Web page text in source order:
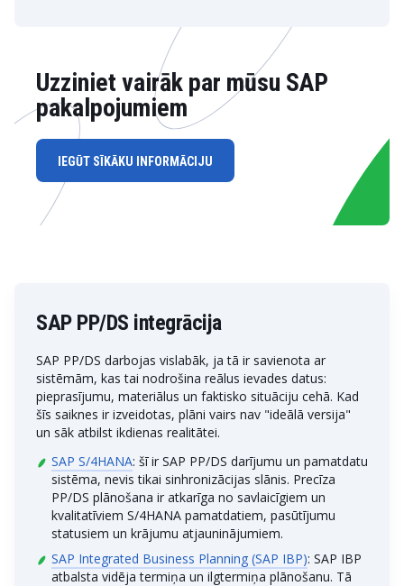
Uzziniet vairāk par mūsu SAP
pakalpojumiem
IEGŪT SĪKĀKU INFORMĀCIJU
SAP PP/DS integrācija
SAP PP/DS darbojas vislabāk, ja tā ir savienota ar
sistēmām, kas tai nodrošina reālus ievades datus:
pieprasījumu, materiālus un faktisko situāciju cehā. Kad
šīs saiknes ir izveidotas, plāni vairs nav "ideālā versija"
un sāk atbilst ikdienas realitātei.
SAP S/4HANA: šī ir SAP PP/DS darījumu un pamatdatu
sistēma, nevis tikai sinhronizācijas slānis. Precīza
PP/DS plānošana ir atkarīga no savlaicīgiem un
kvalitatīviem S/4HANA pamatdatiem, pasūtījumu
statusiem un krājumu atjauninājumiem.
SAP Integrated Business Planning (SAP IBP): SAP IBP
atbalsta vidēja termiņa un ilgtermiņa plānošanu. Tā